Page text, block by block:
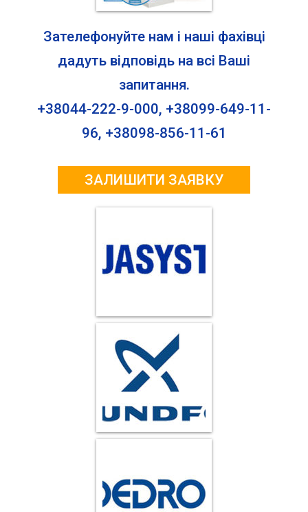
Зателефонуйте нам і наші фахівці
дадуть відповідь на всі Ваші
запитання.
+38044-222-9-000, +38099-649-11-
96, +38098-856-11-61
ЗАЛИШИТИ ЗАЯВКУ